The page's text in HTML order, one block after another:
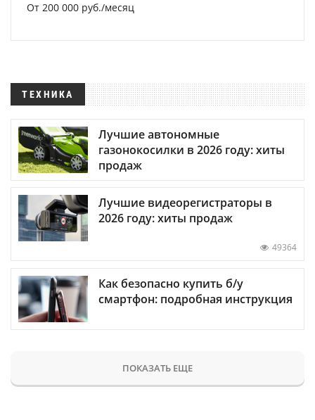
От 200 000 руб./месяц
ТЕХНИКА
Лучшие автономные
газонокосилки в 2026 году: хиты
продаж
Лучшие видеорегистраторы в
2026 году: хиты продаж
49364
Как безопасно купить б/у
смартфон: подробная инструкция
ПОКАЗАТЬ ЕЩЕ